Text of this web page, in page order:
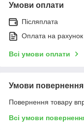
Умови оплати
Післяплата
Оплата на рахунок
Всі умови оплати
Умови повернення
Повернення товару
Всі умови